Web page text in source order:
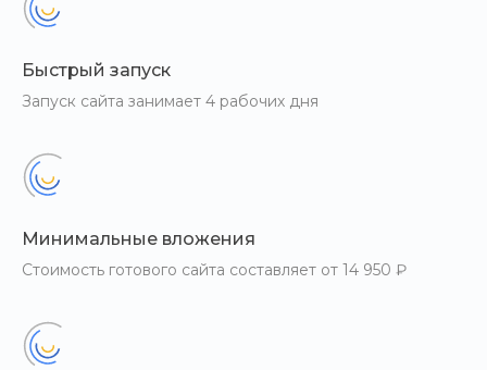
Быстрый запуск
Запуск сайта занимает 4 рабочих дня
Минимальные вложения
Стоимость готового сайта составляет от 14 950 ₽